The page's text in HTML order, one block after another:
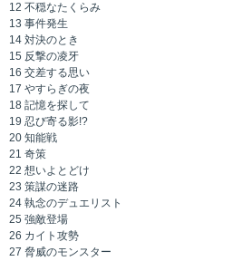
12 不穏なたくらみ
13 事件発生
14 対決のとき
15 反撃の凌牙
16 交差する思い
17 やすらぎの夜
18 記憶を探して
19 忍び寄る影!?
20 知能戦
21 奇策
22 想いよとどけ
23 策謀の迷路
24 執念のデュエリスト
25 強敵登場
26 カイト攻勢
27 脅威のモンスター